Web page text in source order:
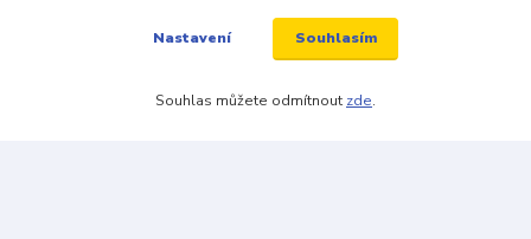
Nastavení Souhlasím
Souhlas můžete odmítnout zde.